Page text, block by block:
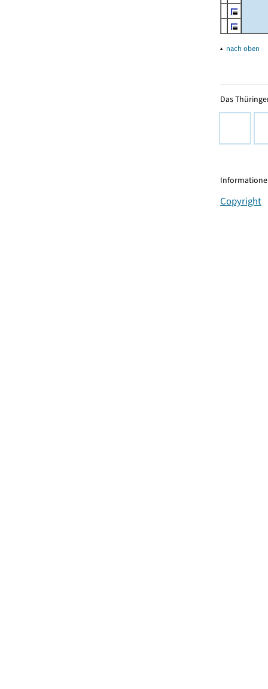
▴ nach oben
Das
Copyright